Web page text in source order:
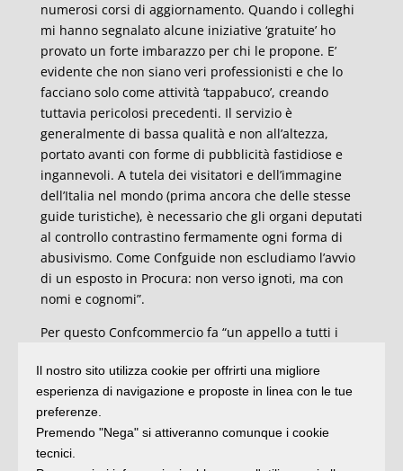
numerosi corsi di aggiornamento. Quando i colleghi
mi hanno segnalato alcune iniziative ‘gratuite’ ho
provato un forte imbarazzo per chi le propone. E’
evidente che non siano veri professionisti e che lo
facciano solo come attività ‘tappabuco’, creando
tuttavia pericolosi precedenti. Il servizio è
generalmente di bassa qualità e non all’altezza,
portato avanti con forme di pubblicità fastidiose e
ingannevoli. A tutela dei visitatori e dell’immagine
dell’Italia nel mondo (prima ancora che delle stesse
guide turistiche), è necessario che gli organi deputati
al controllo contrastino fermamente ogni forma di
abusivismo. Come Confguide non escludiamo l’avvio
di un esposto in Procura: non verso ignoti, ma con
nomi e cognomi”.
Per questo Confcommercio fa “un appello a tutti i
questa lotta contro l’abusivismo per innalzare la
qualità della nostra offerta turistica. Le guide
turistiche per professione sono abituate a prendere
per mano ogni tipologia di visitatore e di condurlo
alla scoperta dell’immenso patrimonio storico e
Il nostro sito utilizza cookie per offrirti una migliore
esperienza di navigazione e proposte in linea con le tue
preferenze.
Premendo "Nega" si attiveranno comunque i cookie
tecnici.